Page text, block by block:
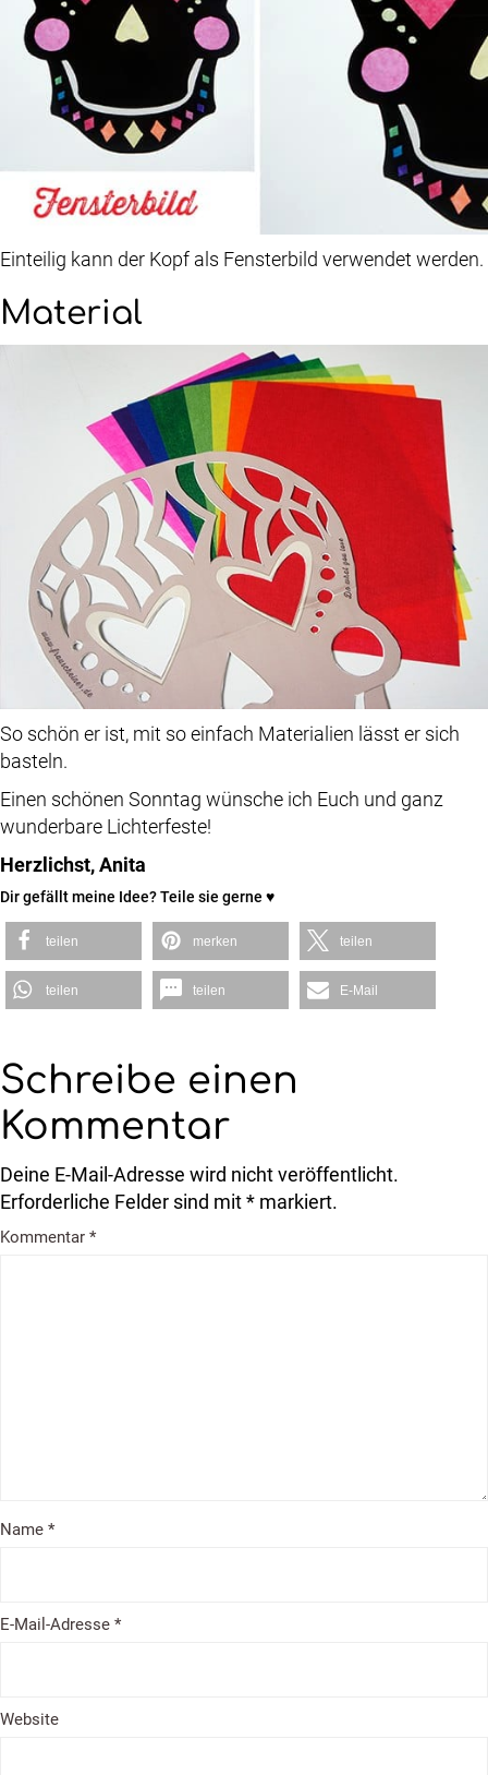
Einteilig kann der Kopf als Fensterbild verwendet werden.
Material
So schön er ist, mit so einfach Materialien lässt er sich
basteln.
Einen schönen Sonntag wünsche ich Euch und ganz
wunderbare Lichterfeste!
Herzlichst, Anita
Dir gefällt meine Idee? Teile sie gerne ♥
teilen merken teilen
teilen teilen E-Mail
Schreibe einen
Kommentar
Deine E-Mail-Adresse wird nicht veröffentlicht.
Erforderliche Felder sind mit * markiert.
Kommentar *
Name *
E-Mail-Adresse *
Website